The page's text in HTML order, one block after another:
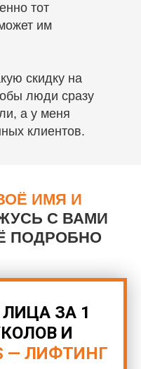
тот
им
скидку на
люди сразу
а у меня
клиентов.
ИМЯ И
С ВАМИ
ПОДРОБНО
ЗА 1
И
— ЛИФТИНГ